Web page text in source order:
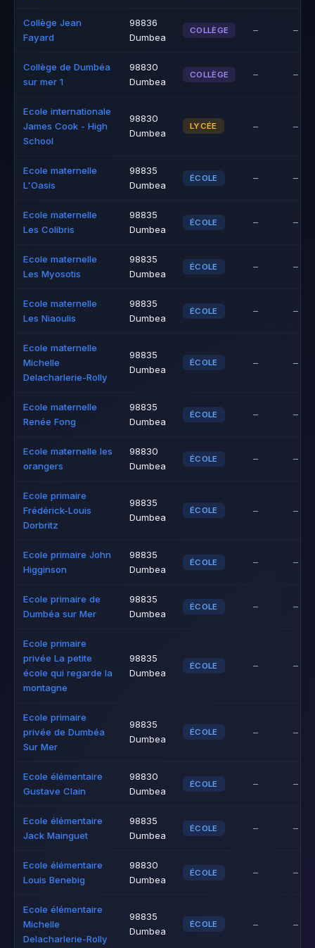
Collège Jean
Fayard
98836
Dumbea
COLLÈGE – –
Collège de Dumbéa
sur mer 1
98830
Dumbea
COLLÈGE – –
Ecole internationale
James Cook - High
School
98830
Dumbea
LYCÉE – –
Ecole maternelle
L'Oasis
98835
Dumbea
ÉCOLE – –
Ecole maternelle
Les Colibris
98835
Dumbea
ÉCOLE – –
Ecole maternelle
Les Myosotis
98835
Dumbea
ÉCOLE – –
Ecole maternelle
Les Niaoulis
98835
Dumbea
ÉCOLE – –
Ecole maternelle
Michelle
Delacharlerie-Rolly
98835
Dumbea
ÉCOLE – –
Ecole maternelle
Renée Fong
98835
Dumbea
ÉCOLE – –
Ecole maternelle les
orangers
98830
Dumbea
ÉCOLE – –
Ecole primaire
Frédérick-Louis
Dorbritz
98835
Dumbea
ÉCOLE – –
Ecole primaire John
Higginson
98835
Dumbea
ÉCOLE – –
Ecole primaire de
Dumbéa sur Mer
98835
Dumbea
ÉCOLE – –
Ecole primaire
privée La petite
école qui regarde la
montagne
98835
Dumbea
ÉCOLE – –
Ecole primaire
privée de Dumbéa
Sur Mer
98835
Dumbea
ÉCOLE – –
Ecole élémentaire
Gustave Clain
98830
Dumbea
ÉCOLE – –
Ecole élémentaire
Jack Mainguet
98835
Dumbea
ÉCOLE – –
Ecole élémentaire
Louis Benebig
98830
Dumbea
ÉCOLE – –
Ecole élémentaire
Michelle
Delacharlerie-Rolly
98835
Dumbea
ÉCOLE – –